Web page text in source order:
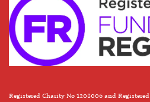
Registered Charity No 1208006 and